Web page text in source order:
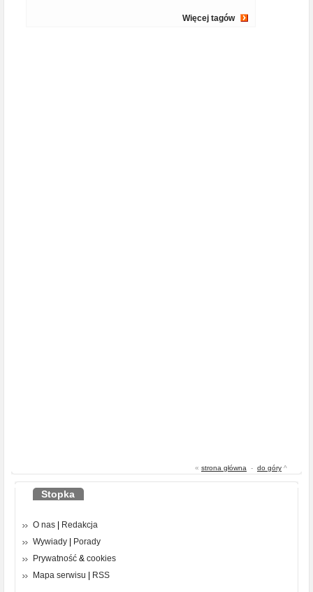
Więcej tagów
« strona główna - do góry ^
Stopka
O nas | Redakcja
Wywiady | Porady
Prywatność & cookies
Mapa serwisu | RSS